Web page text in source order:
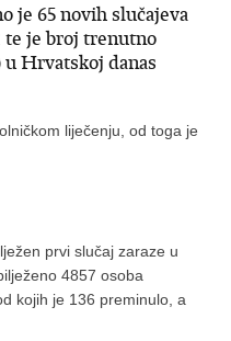
je 65 novih slučajeva
te je broj trenutno
Hrvatskoj danas
liječenju, od toga je
prvi slučaj zaraze u
4857 osoba
kojih je 136 preminulo, a